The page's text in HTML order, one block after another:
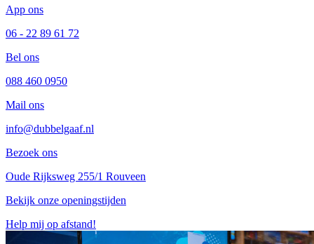
App ons
06 - 22 89 61 72
Bel ons
088 460 0950
Mail ons
info@dubbelgaaf.nl
Bezoek ons
Oude Rijksweg 255/1 Rouveen
Bekijk onze openingstijden
Help mij op afstand!